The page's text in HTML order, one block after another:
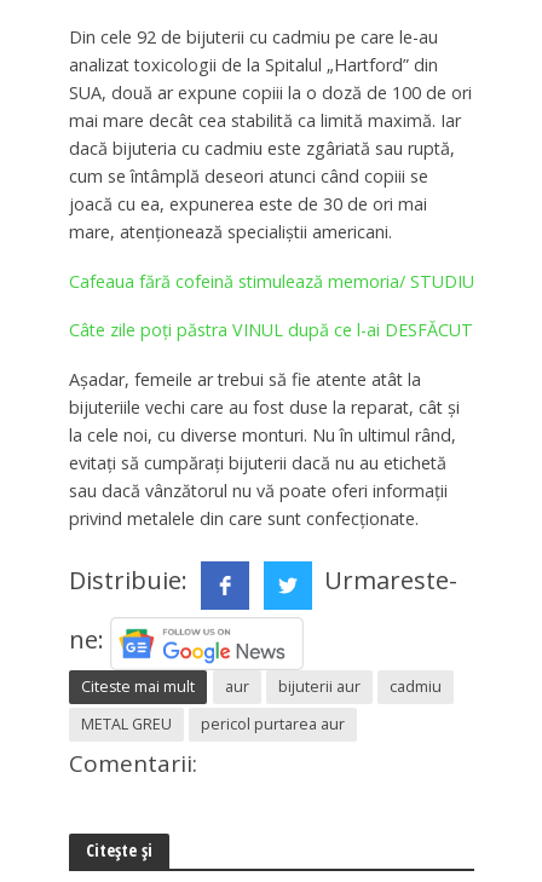
Din cele 92 de bijuterii cu cadmiu pe care le-au
analizat toxicologii de la Spitalul „Hartford” din
SUA, două ar expune copiii la o doză de 100 de ori
mai mare decât cea stabilită ca limită maximă. Iar
dacă bijuteria cu cadmiu este zgâriată sau ruptă,
cum se întâmplă deseori atunci când copiii se
joacă cu ea, expunerea este de 30 de ori mai
mare, atenţionează specialiştii americani.
Cafeaua fără cofeină stimulează memoria/ STUDIU
Câte zile poţi păstra VINUL după ce l-ai DESFĂCUT
Așadar, femeile ar trebui să fie atente atât la
bijuteriile vechi care au fost duse la reparat, cât și
la cele noi, cu diverse monturi. Nu în ultimul rând,
evitați să cumpăraţi bijuterii dacă nu au etichetă
sau dacă vânzătorul nu vă poate oferi informaţii
privind metalele din care sunt confecţionate.
Distribuie:
Urmareste-
ne:
Citeste mai mult aur bijuterii aur
cadmiu
METAL GREU
pericol purtarea aur
Comentarii:
Citește și